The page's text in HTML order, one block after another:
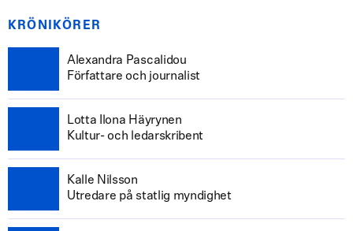
KRÖNIKÖRER
Alexandra Pascalidou
Författare och journalist
Lotta Ilona Häyrynen
Kultur- och ledarskribent
Kalle Nilsson
Utredare på statlig myndighet